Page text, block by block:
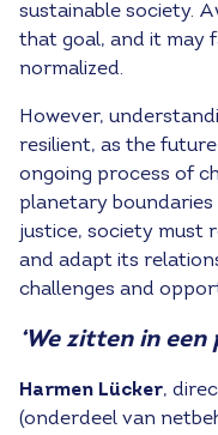
sustainable society.
that goal, and it may
normalized.
However,
resilient, as the
ongoing process of
planetary
justice, society must
and adapt its
challenges and
‘We zitten in
Harmen Lücker,
(onderdeel van